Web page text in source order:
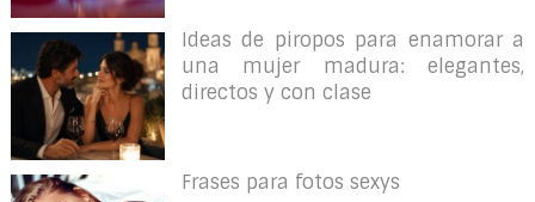
Ideas de piropos para enamorar a
una mujer madura: elegantes,
directos y con clase
Frases para fotos sexys